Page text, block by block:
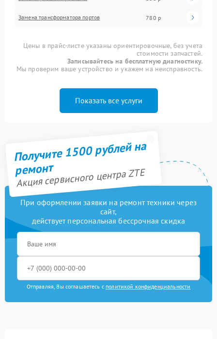
Замена трансформатора портов 780 р
Цены в прайс-листе указаны ориентировочные, без учета
стоимости запчастей.
Записывайтесь на бесплатную диагностику.
Мы проверим ваше устройство и укажем на неисправность.
Показать все услуги
Получите 1500 рублей на
ремонт
Акция сервисного центра ZTE
При оформлении заявки на ремонт техники через
сайт,
действует персональная бессрочная скидка
Отправляя, Вы соглашаетесь с политикой конфиденциальности